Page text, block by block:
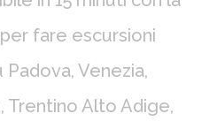
fare escursioni
Venezia,
Trentino Alto Adige,